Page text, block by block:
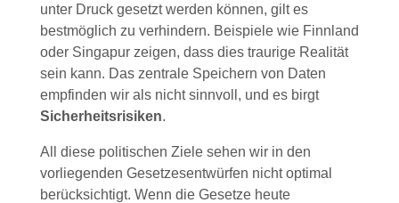
unter Druck gesetzt werden können, gilt es
bestmöglich zu verhindern. Beispiele wie Finnland
oder Singapur zeigen, dass dies traurige Realität
sein kann. Das zentrale Speichern von Daten
empfinden wir als nicht sinnvoll, und es birgt
Sicherheitsrisiken.
All diese politischen Ziele sehen wir in den
vorliegenden Gesetzesentwürfen nicht optimal
berücksichtigt. Wenn die Gesetze heute